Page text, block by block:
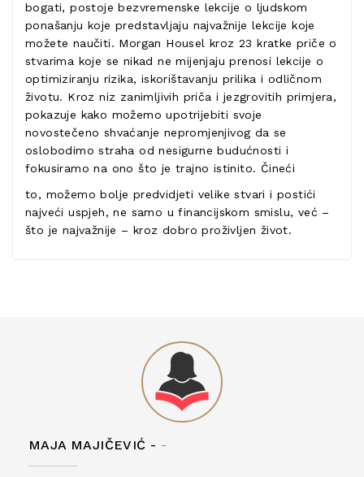
bogati, postoje bezvremenske lekcije o ljudskom
ponašanju koje predstavljaju najvažnije lekcije koje
možete naučiti. Morgan Housel kroz 23 kratke priče o
stvarima koje se nikad ne mijenjaju prenosi lekcije o
optimiziranju rizika, iskorištavanju prilika i odličnom
životu. Kroz niz zanimljivih priča i jezgrovitih primjera,
pokazuje kako možemo upotrijebiti svoje
novostečeno shvaćanje nepromjenjivog da se
oslobodimo straha od nesigurne budućnosti i
fokusiramo na ono što je trajno istinito. Čineći
to, možemo bolje predvidjeti velike stvari i postići
najveći uspjeh, ne samo u financijskom smislu, već –
što je najvažnije – kroz dobro proživljen život.
MAJA MAJIČEVIĆ - -